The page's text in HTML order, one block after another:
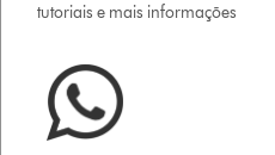
tutoriais e mais informações